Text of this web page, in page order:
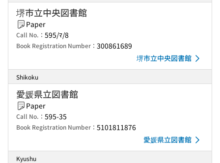
堺市立中央図書館
Paper
Call No.： 595/ﾏ/8
Book Registration Number： 300861689
堺市立中央図書館
Shikoku
愛媛県立図書館
Paper
Call No.： 595-35
Book Registration Number： 5101811876
愛媛県立図書館
Kyushu